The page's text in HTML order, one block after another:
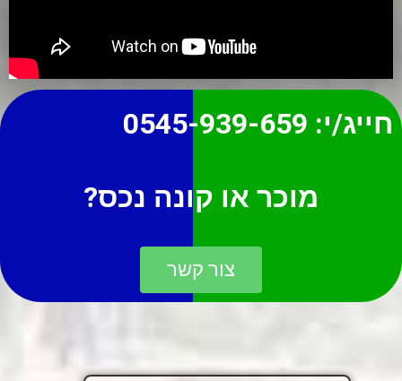
חייג/י:
מוכר או קונה נכס?
צור קשר